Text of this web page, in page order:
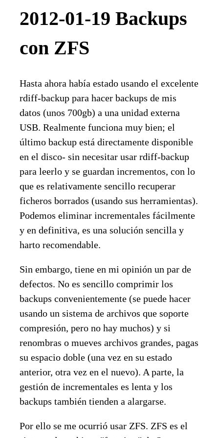
2012-01-19 Backups
con ZFS
Hasta ahora había estado usando el excelente
rdiff-backup para hacer backups de mis
datos (unos 700gb) a una unidad externa
USB. Realmente funciona muy bien; el
último backup está directamente disponible
en el disco- sin necesitar usar rdiff-backup
para leerlo y se guardan incrementos, con lo
que es relativamente sencillo recuperar
ficheros borrados (usando sus herramientas).
Podemos eliminar incrementales fácilmente
y en definitiva, es una solución sencilla y
harto recomendable.
Sin embargo, tiene en mi opinión un par de
defectos. No es sencillo comprimir los
backups convenientemente (se puede hacer
usando un sistema de archivos que soporte
compresión, pero no hay muchos) y si
renombras o mueves archivos grandes, pagas
su espacio doble (una vez en su estado
anterior, otra vez en el nuevo). A parte, la
gestión de incrementales es lenta y los
backups también tienden a alargarse.
Por ello se me ocurrió usar ZFS. ZFS es el